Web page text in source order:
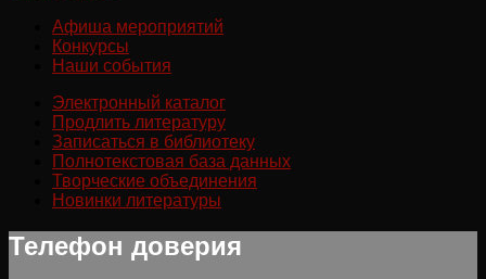
Афиша мероприятий
Конкурсы
Наши события
Электронный каталог
Продлить литературу
Записаться в библиотеку
Полнотекстовая база данных
Творческие объединения
Новинки литературы
Телефон доверия